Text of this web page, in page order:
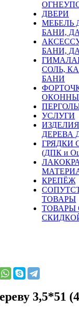
ДВЕРИ
МЕБЕЛЬ
БАНИ,
БАНИ,
СОЛЬ,
БАНИ
УСЛУГИ
ДЕРЕВА
ГРЯДКИ
(ДПК и
КРЕПЁЖ
ТОВАРЫ
ТОВАРЫ
3,5*51